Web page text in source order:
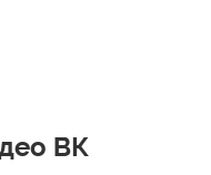
ВК